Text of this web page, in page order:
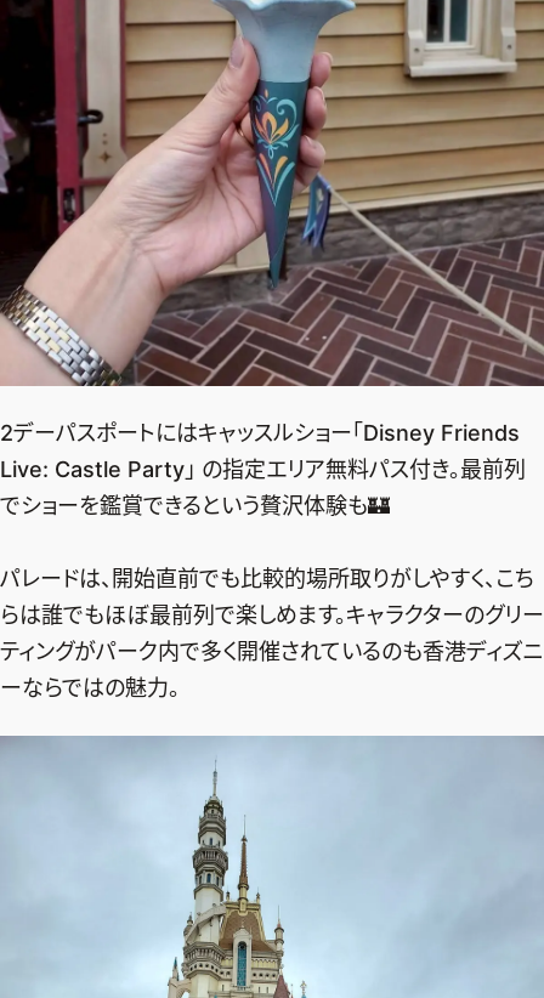
2デーパスポートにはキャッスルショー「Disney Friends
Live: Castle Party」 の指定エリア無料パス付き。最前列
でショーを鑑賞できるという贅沢体験も🏰
パレードは、開始直前でも比較的場所取りがしやすく、こち
らは誰でもほぼ最前列で楽しめます。キャラクターのグリー
ティングがパーク内で多く開催されているのも香港ディズニ
ーならではの魅力。